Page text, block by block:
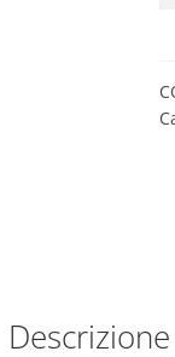
X
Descrizione